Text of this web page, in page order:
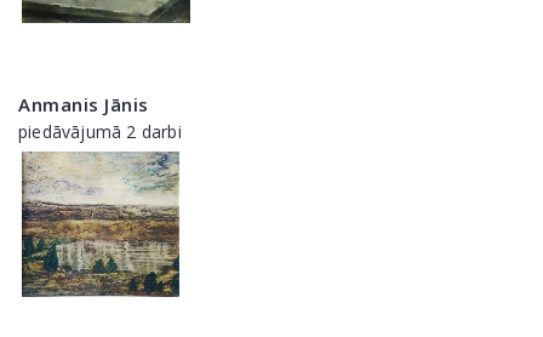
Anmanis Jānis
piedāvājumā 2 darbi